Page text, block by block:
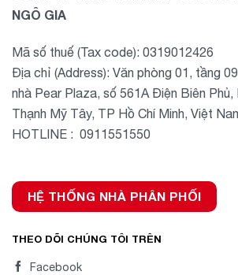
NGÔ GIA
Mã số thuế (Tax code): 0319012426
Địa chỉ (Address): Văn phòng 01, tầng
nhà Pear Plaza, số 561A Điện Biên
Thạnh Mỹ Tây, TP Hồ Chí Minh, Việt
HOTLINE : 0911551550
HỆ THỐNG NHÀ PHÂN PHỐI
THEO DÕI CHÚNG TÔI TRÊN
Facebook